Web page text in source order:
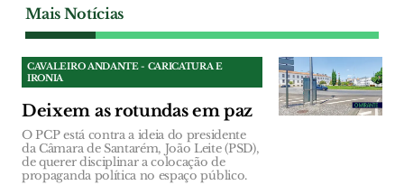
Mais Notícias
CAVALEIRO ANDANTE - CARICATURA E
IRONIA
Deixem as rotundas em paz
O PCP está contra a ideia do presidente
da Câmara de Santarém, João Leite (PSD),
de querer disciplinar a colocação de
propaganda política no espaço público.